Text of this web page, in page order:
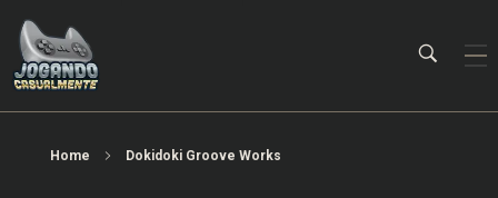
Home Dokidoki Groove Works